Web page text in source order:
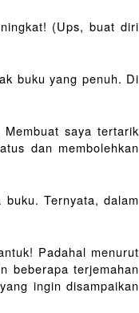
(Ups, buat diri
buku yang penuh. Di
saya tertarik
dan membolehkan
Ternyata, dalam
Padahal menurut
beberapa terjemahan
ingin disampaikan